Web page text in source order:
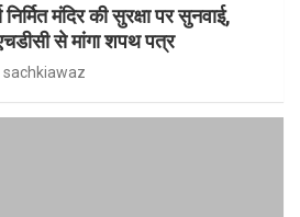
मंदिर की सुरक्षा पर सुनवाई,
से मांगा शपथ पत्र
sachkiawaz